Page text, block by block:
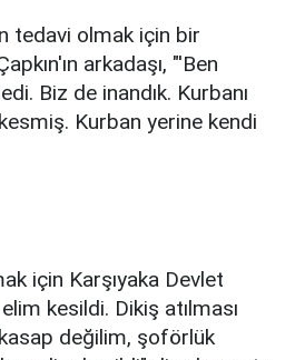
tedavi olmak için bir
arkadaşı, "'Ben
Biz de inandık. Kurbanı
Kurban yerine kendi
için Karşıyaka Devlet
kesildi. Dikiş atılması
değilim, şoförlük